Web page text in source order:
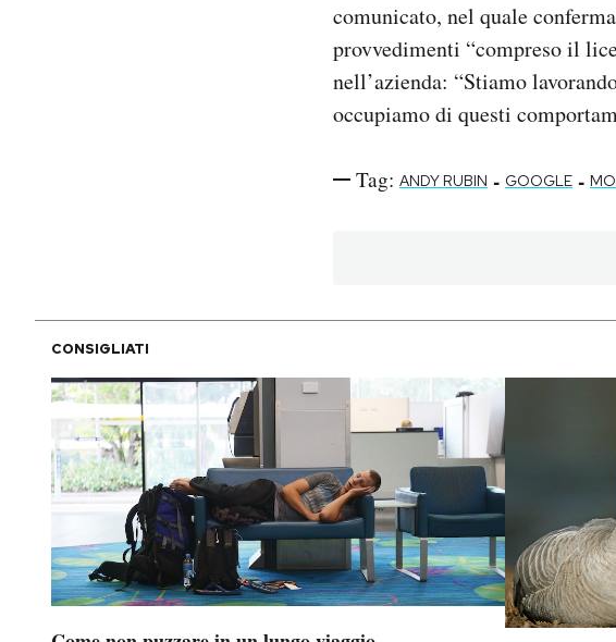
comunicato, nel quale
provvedimenti “compreso il
nell’azienda: “Stiamo
occupiamo di questi
Tag: ANDY RUBIN - GOOGLE -
CONSIGLIATI